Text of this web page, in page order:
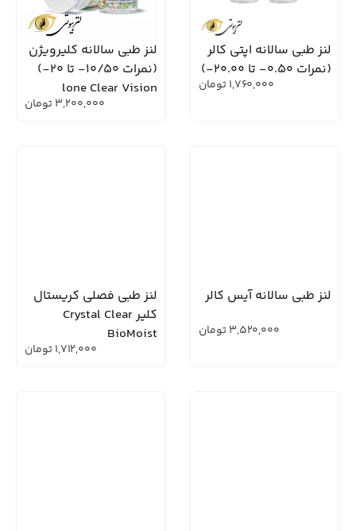
لنز طبی سالانه اپتی کالر
(نمرات 0.50- تا 20.00-)
1,760,000تومان
لنز طبی سالانه کلیرویژن
(نمرات 10/50- تا 20-)
lone Clear Vision
3,200,000تومان
لنز طبی سالانه آیس کالر
3,520,000تومان
لنز طبی فصلی کریستال
کلیر Crystal Clear
BioMoist
1,712,000تومان